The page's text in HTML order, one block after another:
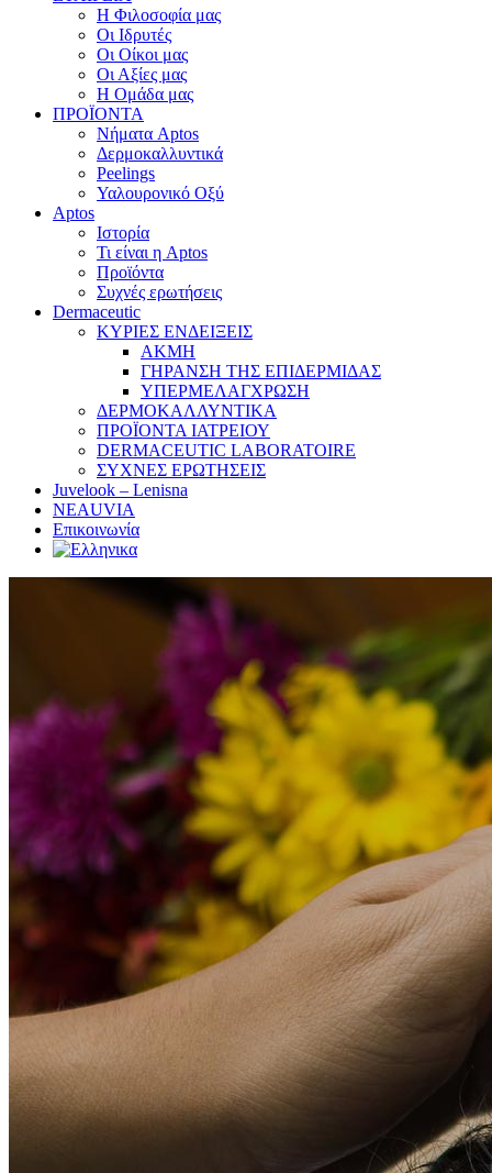
Η Φιλοσοφία μας
Οι Ιδρυτές
Οι Οίκοι μας
Οι Αξίες μας
Η Ομάδα μας
ΠΡΟΪΟΝΤΑ
Νήματα Aptos
Δερμοκαλλυντικά
Peelings
Υαλουρονικό Οξύ
Aptos
Ιστορία
Τι είναι η Aptos
Προϊόντα
Συχνές ερωτήσεις
Dermaceutic
ΚΥΡΙΕΣ ΕΝΔΕΙΞΕΙΣ
ΑΚΜΗ
ΓΗΡΑΝΣΗ ΤΗΣ ΕΠΙΔΕΡΜΙΔΑΣ
ΥΠΕΡΜΕΛΑΓΧΡΩΣΗ
ΔΕΡΜΟΚΑΛΛΥΝΤΙΚΑ
ΠΡΟΪΟΝΤΑ ΙΑΤΡΕΙΟΥ
DERMACEUTIC LABORATOIRE
ΣΥΧΝΕΣ ΕΡΩΤΗΣΕΙΣ
Juvelook – Lenisna
NEAUVIA
Επικοινωνία